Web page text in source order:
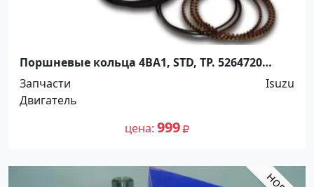
Поршневые кольца 4BA1, STD, TP. 5264720
Краснодар
Запчасти
Isuzu
Двигатель
цена 999